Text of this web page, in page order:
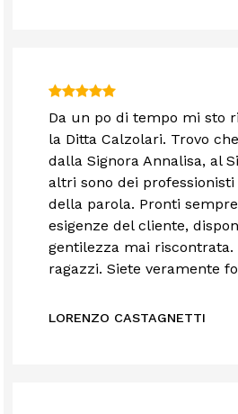
Da un po di tempo mi sto
la Ditta Calzolari. Trovo
dalla Signora Annalisa, al
altri sono dei professionisti
della parola. Pronti
esigenze del cliente,
gentilezza mai riscontrata.
ragazzi. Siete veramente
LORENZO CASTAGNETTI